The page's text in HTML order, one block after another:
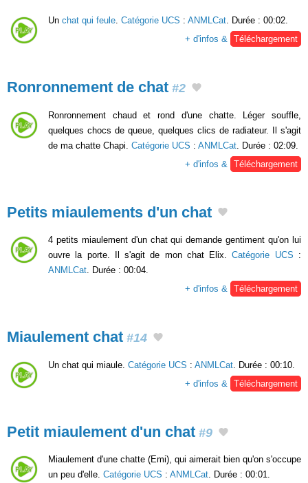
Un chat qui feule Catégorie UCS : ANMLCat . Durée : 00:02.
+ d'infos &
Téléchargement
Ronronnement de chat #2
Ronronnement chaud et rond d'une chatte. Léger souffle,
quelques chocs de queue, quelques clics de radiateur. Il s'agit
de ma chatte Chapi. Catégorie UCS : ANMLCat . Durée : 02:09.
+ d'infos &
Téléchargement
Petits miaulements d'un chat
4 petits miaulement d'un chat qui demande gentiment qu'on lui
ouvre la porte. Il s'agit de mon chat Elix.Catégorie UCS :
ANMLCat. Durée : 00:04.
+ d'infos & Téléchargement
Miaulement chat #14
Un chat qui miaule. Catégorie UCS : ANMLCat . Durée : 00:10.
+ d'infos &
Téléchargement
Petit miaulement d'un chat #9
Miaulement d'une chatte (Emi), qui aimerait bien qu'on s'occupe
un peu d'elle. Catégorie UCS : ANMLCat. Durée : 00:01.